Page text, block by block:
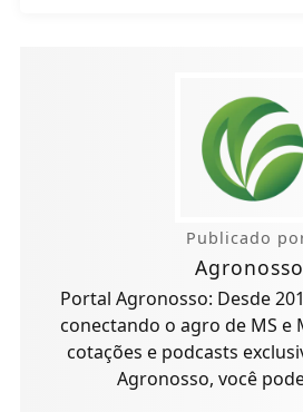
Publicado por:
Agronosso
Portal Agronosso: Desde
conectando o agro de MS e
cotações e podcasts
Agronosso, você